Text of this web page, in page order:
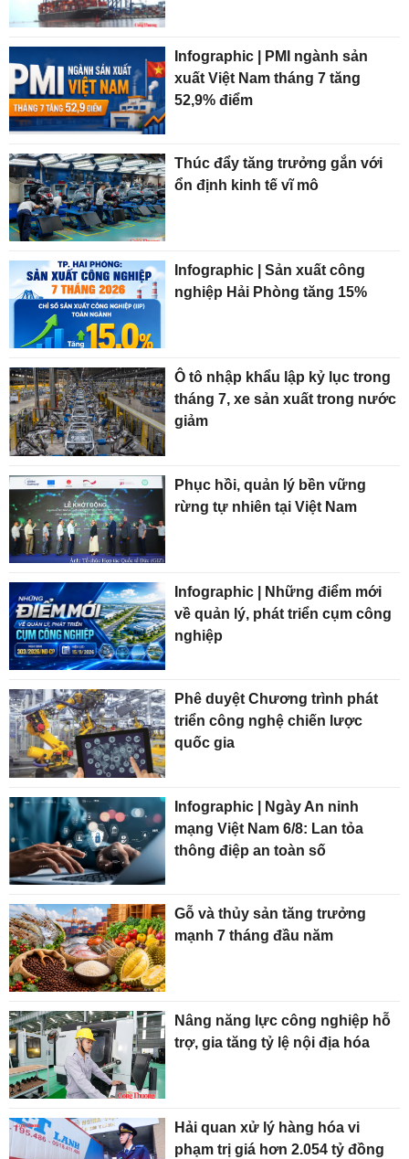
Infographic | PMI ngành sản
xuất Việt Nam tháng 7 tăng
52,9% điểm
Thúc đẩy tăng trưởng gắn với
ổn định kinh tế vĩ mô
Infographic | Sản xuất công
nghiệp Hải Phòng tăng 15%
Ô tô nhập khẩu lập kỷ lục trong
tháng 7, xe sản xuất trong nước
giảm
Phục hồi, quản lý bền vững
rừng tự nhiên tại Việt Nam
Infographic | Những điểm mới
về quản lý, phát triển cụm công
nghiệp
Phê duyệt Chương trình phát
triển công nghệ chiến lược
quốc gia
Infographic | Ngày An ninh
mạng Việt Nam 6/8: Lan tỏa
thông điệp an toàn số
Gỗ và thủy sản tăng trưởng
mạnh 7 tháng đầu năm
Nâng năng lực công nghiệp hỗ
trợ, gia tăng tỷ lệ nội địa hóa
Hải quan xử lý hàng hóa vi
phạm trị giá hơn 2.054 tỷ đồng